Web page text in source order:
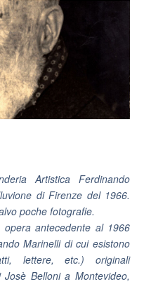
Artistica Ferdinando
di Firenze del 1966.
poche fotografie.
opera antecedente al 1966
Marinelli di cui esistono
lettere, etc.) originali
Josè Belloni a Montevideo,